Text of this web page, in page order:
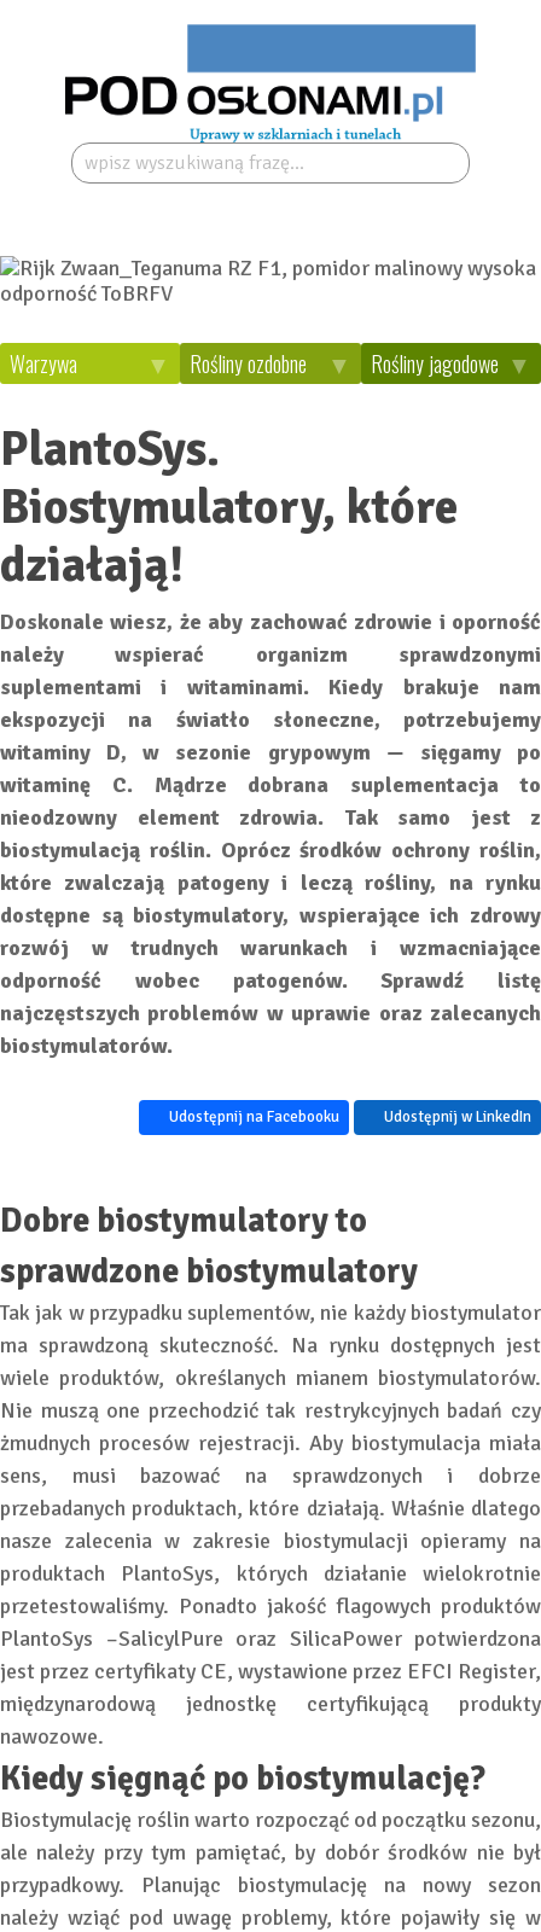
Szukaj:
Warzywa Rośliny ozdobne Rośliny jagodowe
PlantoSys.
Biostymulatory, które
działają!
Doskonale wiesz, że aby zachować zdrowie i oporność
należy wspierać organizm sprawdzonymi
suplementami i witaminami. Kiedy brakuje nam
ekspozycji na światło słoneczne, potrzebujemy
witaminy D, w sezonie grypowym — sięgamy po
witaminę C. Mądrze dobrana suplementacja to
nieodzowny element zdrowia. Tak samo jest z
biostymulacją roślin. Oprócz środków ochrony roślin,
które zwalczają patogeny i leczą rośliny, na rynku
dostępne są biostymulatory, wspierające ich zdrowy
rozwój w trudnych warunkach i wzmacniające
odporność wobec patogenów. Sprawdź listę
najczęstszych problemów w uprawie oraz zalecanych
biostymulatorów.
Udostępnij na Facebooku Udostępnij w LinkedIn
Dobre biostymulatory to
sprawdzone biostymulatory
Tak jak w przypadku suplementów, nie każdy biostymulator
ma sprawdzoną skuteczność. Na rynku dostępnych jest
wiele produktów, określanych mianem biostymulatorów.
Nie muszą one przechodzić tak restrykcyjnych badań czy
żmudnych procesów rejestracji. Aby biostymulacja miała
sens, musi bazować na sprawdzonych i dobrze
przebadanych produktach, które działają. Właśnie dlatego
nasze zalecenia w zakresie biostymulacji opieramy na
produktach PlantoSys, których działanie wielokrotnie
przetestowaliśmy. Ponadto jakość flagowych produktów
PlantoSys –SalicylPure oraz SilicaPower potwierdzona
jest przez certyfikaty CE, wystawione przez EFCI Register,
międzynarodową jednostkę certyfikującą produkty
nawozowe.
Kiedy sięgnąć po biostymulację?
Biostymulację roślin warto rozpocząć od początku sezonu,
ale należy przy tym pamiętać, by dobór środków nie był
przypadkowy. Planując biostymulację na nowy sezon
należy wziąć pod uwagę problemy, które pojawiły się w